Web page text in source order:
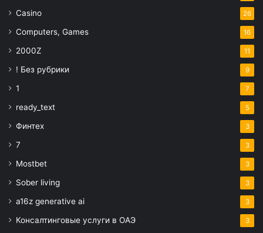
Casino 26
Computers, Games 16
2000Z 11
! Без рубрики 9
1 7
ready_text 5
Финтех 3
7 3
Mostbet 3
Sober living 3
a16z generative ai 3
Консалтинговые услуги в ОАЭ 3